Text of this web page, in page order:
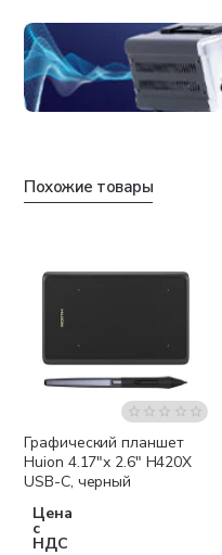
Похожие товары
Графический планшет
Huion 4.17"x 2.6" H420X
USB-C, черный
Цена
с
НДС